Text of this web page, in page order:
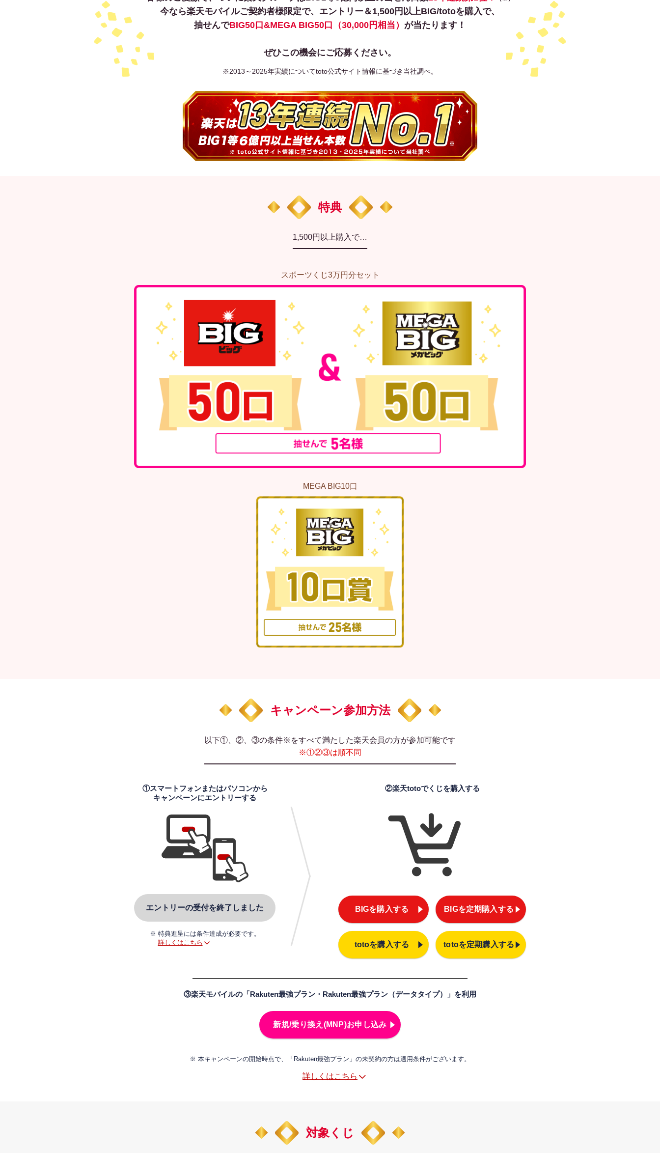
今なら楽天モバイルご契約者様限定で、 エントリー＆1,500円以上BIG/totoを購入で、
抽せんでBIG50口&MEGA BIG50口 （30,000円相当） が当たります！
ぜひこの機会にご応募ください。
※2013～2025年実績についてtoto公式サイト情報に基づき当社調べ。
特典
1,500円以上購入で…
スポーツくじ3万円分セット
MEGA BIG10口
キャンペーン参加方法
以下①、②、③の条件※をすべて満たした楽天会員の方が参加可能です
※①②③は順不同
①スマートフォンまたはパソコンから
キャンペーンにエントリーする
エントリーの受付を終了しました
特典進呈には条件達成が必要です。
詳しくはこちら
②楽天totoでくじを購入する
BIGを購入する BIGを定期購入する
totoを購入する totoを定期購入する
③楽天モバイルの「Rakuten最強プラン・Rakuten最強プラン（データタイプ）」を利用
新規/乗り換え(MNP)お申し込み
本キャンペーンの開始時点で、「Rakuten最強プラン」の未契約の方は適用条件がございます。
詳しくはこちら
対象くじ